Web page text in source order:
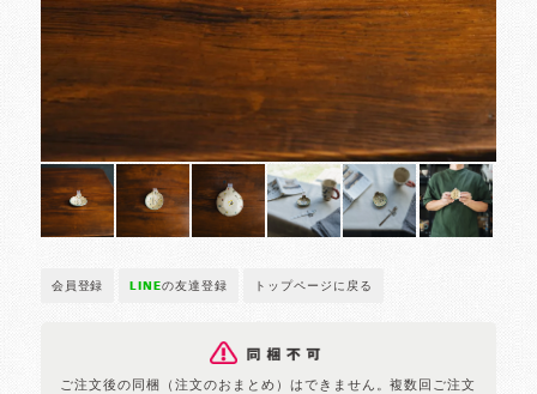
会員登録 LINEの友達登録 トップページに戻る
ご注文後の同梱（注文のおまとめ）はできません。複数回ご注文